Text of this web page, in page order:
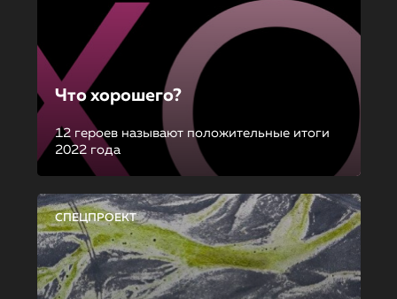
Что хорошего?
12 героев называют положительные итоги
2022 года
СПЕЦПРОЕКТ